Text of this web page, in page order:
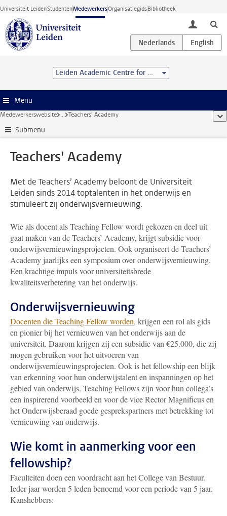
Ga direct naar de inhoud
Universiteit LeidenStudentenMedewerkersOrganisatiegidsBibliotheek
toggle
Leiden Academic Centre for Drug Research (LACDR)
Menu
Medewerkerswebsite ... Teachers' Academy
Submenu
Teachers' Academy
Met de Teachers’ Academy beloont de Universiteit
Leiden sinds 2014 toptalenten in het onderwijs en
stimuleert zij onderwijsvernieuwing.
Wie als docent als Teaching Fellow wordt gekozen en deel uit
gaat maken van de Teachers’ Academy, krijgt subsidie voor
onderwijsvernieuwingsprojecten. Ook organiseert de Teachers’
Academy jaarlijks een symposium over onderwijsvernieuwing.
Een krachtige impuls voor universiteitsbrede
kwaliteitsverbetering van het onderwijs.
Onderwijsvernieuwing
Docenten die Teaching Fellow worden, krijgen een rol als gids
en pionier bij het vernieuwen van het onderwijs aan de
universiteit. Daarom krijgen zij een subsidie van €25.000, die zij
mogen gebruiken voor het uitvoeren van
onderwijsvernieuwingsprojecten. Ook is het fellowship een blijk
van erkenning voor hun onderwijstalent en inspanningen op het
gebied van onderwijs. Teaching Fellows zijn voor hun collega’s
een inspirerend voorbeeld en voor de vice Rector Magnificus en
het Onderwijsberaad goede gesprekspartners met betrekking tot
vernieuwing van onderwijs.
Wie komt in aanmerking voor een
fellowship?
Faculteiten doen een voordracht aan het College van Bestuur.
Ieder jaar worden 5 leden benoemd voor een periode van 5 jaar.
Kanshebbers: